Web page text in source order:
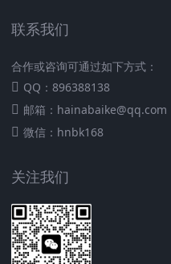
联系我们
合作或咨询可通过如下方式：
QQ：896388138
邮箱：hainabaike@qq.com
微信：hnbk168
关注我们